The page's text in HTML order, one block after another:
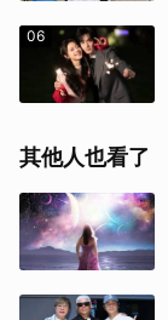
06
其他人也看了